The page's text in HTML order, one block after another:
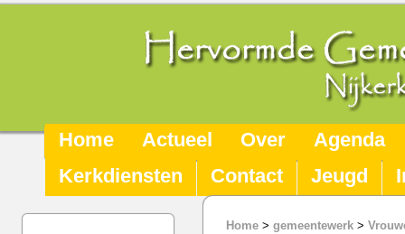
Home Actueel Over
Agenda
Kerkdiensten
Contact Jeugd
Home >gemeentewerk >